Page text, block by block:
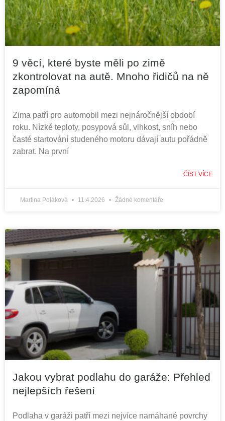
9 věcí, které byste měli po zimě
zkontrolovat na autě. Mnoho řidičů na ně
zapomíná
Zima patří pro automobil mezi nejnáročnější období
roku. Nízké teploty, posypová sůl, vlhkost, sníh nebo
časté startování studeného motoru dávají autu pořádně
zabrat. Na první
ČÍST VÍCE
Martina Poláková 11.4.2026 Žádné komentáře
Jakou vybrat podlahu do garáže: Přehled
nejlepších řešení
Podlaha v garáži patří mezi nejvíce namáhané povrchy